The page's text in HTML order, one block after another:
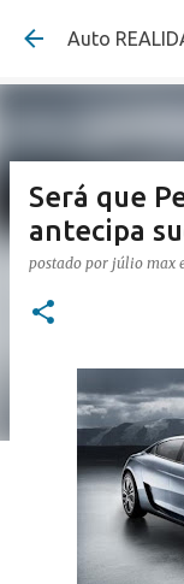
Pular
Auto
Será que
antecipa
postado por júlio max